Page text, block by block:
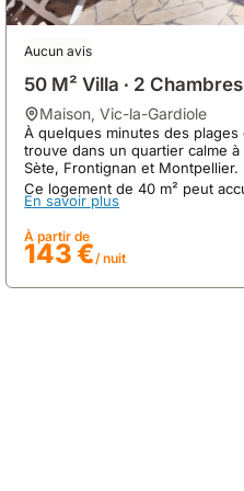
8.4 5 avis
La Maison Brocante
maison,Pézenas
Aucun avis
50 M² Villa ∙ 2
maison,Vic-la-Gardiole
À quelques minutes des
trouve dans un quartier calme
Sète, Frontignan et Montpellier.
Ce logement de 40 m² peut
dispose d'une cuisine équipée,
repas ombragé et d'un accès
résidence sécurisée.
En savoir plus
À partir de
143 €/ nuit